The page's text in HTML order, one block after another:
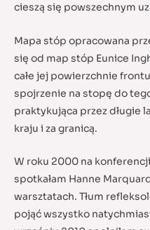
cieszą się powszechnym
Mapa stóp opracowana
się od map stóp Eunice
całe jej powierzchnie
spojrzenie na stopę do
praktykująca przez długie
kraju i za granicą.
W roku 2000 na
spotkałam Hanne
warsztatach. Tłum
pojąć wszystko